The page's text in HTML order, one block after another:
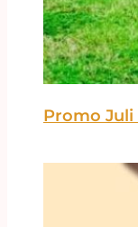
Promo Juli